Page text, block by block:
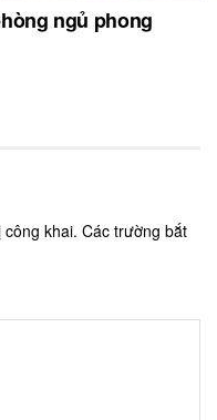
ngủ phong
khai. Các trường bắt